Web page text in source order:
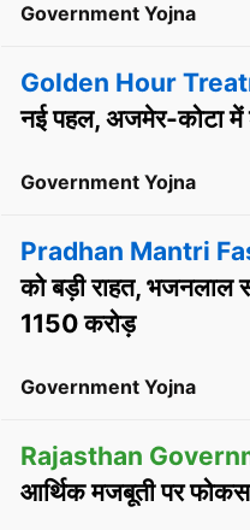
Government Yojna
Golden Hour
नई पहल, अजमेर-कोटा में
Government Yojna
Pradhan Mantri
को बड़ी राहत, भजनलाल
1150 करोड़
Government Yojna
Rajasthan
आर्थिक मजबूती पर